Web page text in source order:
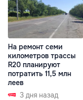
На ремонт семи
километров трассы
R20 планируют
потратить 11,5 млн
леев
3 дня назад